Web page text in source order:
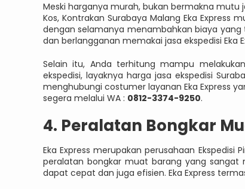
Meski harganya murah, bukan bermakna mutu
Kos, Kontrakan Surabaya Malang Eka
dengan selamanya menambahkan biaya
dan berlangganan memakai jasa ekspedisi Eka
Selain itu, Anda terhitung mampu
ekspedisi, layaknya harga jasa ekspedisi
menghubungi costumer layanan Eka Express
segera melalui WA : 0812-3374-9250.
4. Peralatan Bongkar
Eka Express merupakan perusahaan
peralatan bongkar muat barang yang sangat
dapat cepat dan juga efisien. Eka Express